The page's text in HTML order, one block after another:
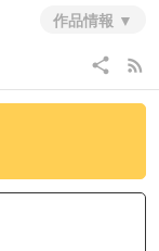
作品情報
share rss_feed